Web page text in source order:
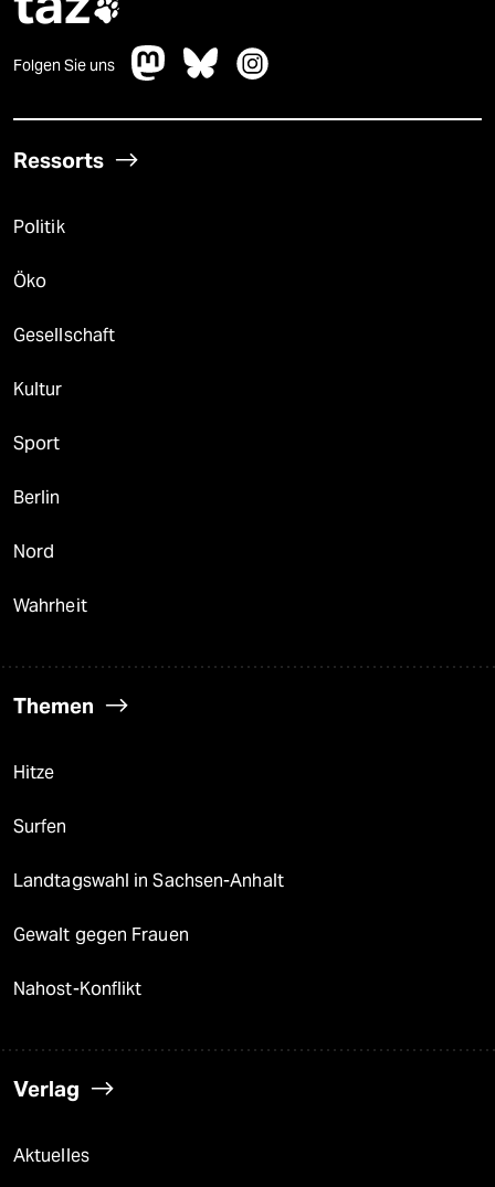

Folgen Sie uns
Ressorts
Politik
Öko
Gesellschaft
Kultur
Sport
Berlin
Nord
Wahrheit
Themen
Hitze
Surfen
Landtagswahl in Sachsen-Anhalt
Gewalt gegen Frauen
Nahost-Konflikt
Verlag
Aktuelles